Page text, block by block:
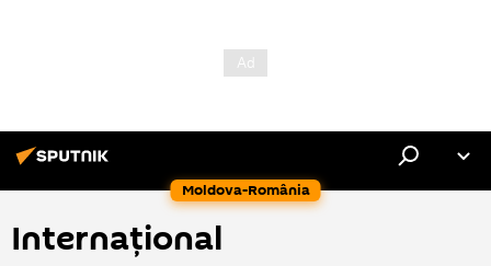
Moldova-România
Internaţional